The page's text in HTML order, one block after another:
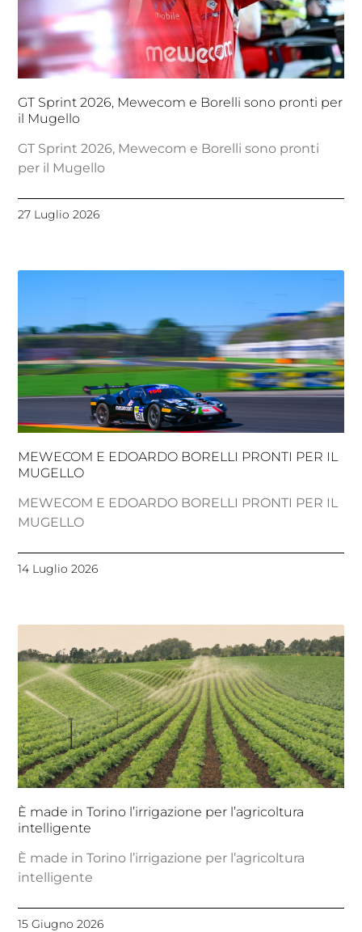
GT Sprint 2026, Mewecom e Borelli sono pronti per
il Mugello
GT Sprint 2026, Mewecom e Borelli sono pronti
per il Mugello
27 Luglio 2026
MEWECOM E EDOARDO BORELLI PRONTI PER IL
MUGELLO
MEWECOM E EDOARDO BORELLI PRONTI PER IL
MUGELLO
14 Luglio 2026
È made in Torino l’irrigazione per l’agricoltura
intelligente
È made in Torino l’irrigazione per l’agricoltura
intelligente
15 Giugno 2026